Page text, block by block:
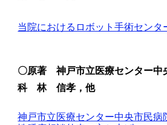
当院におけるロボット手術センタ
〇原著 神戸市立医療センター
科 林 信孝，他
神戸市立医療センター中央市民病